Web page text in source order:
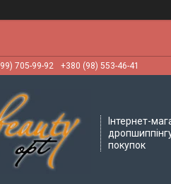
705-99-92 +380 (98) 553-46-41
Інтернет-
покупок